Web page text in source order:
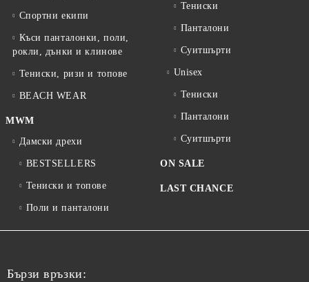
Спортни екипи
Къси панталонки, поли,
рокли, дънки и клинове
Тениски, ризи и топове
BEACH WEAR
MWM
Дамски дрехи
BESTSELLERS
Тениски и топове
Поли и панталони
Тениски
Панталони
Суитшърти
Unisex
Тениски
Панталони
Суитшърти
ON SALE
LAST CHANCE
Бързи връзки: